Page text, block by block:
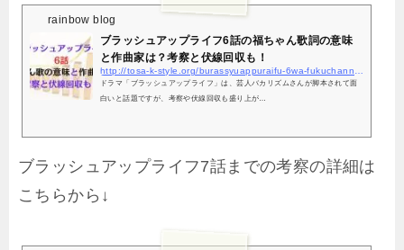
rainbow blog
ブラッシュアップライフ6話の福ちゃん歌詞の意味
と作曲家は？考察と伏線回収も！
ドラマ「ブラッシュアップライフ」は、芸人バカリズムさんが脚本されて面
白いと話題ですが、考察や伏線回収も盛り上が…
ブラッシュアップライフ7話までの考察の詳細は
こちらから↓